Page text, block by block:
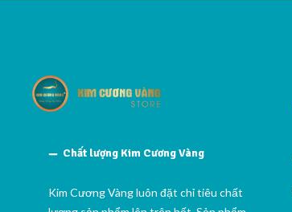
Chất lượng Kim Cương Vàng
Kim Cương Vàng luôn đặt chỉ tiêu chất